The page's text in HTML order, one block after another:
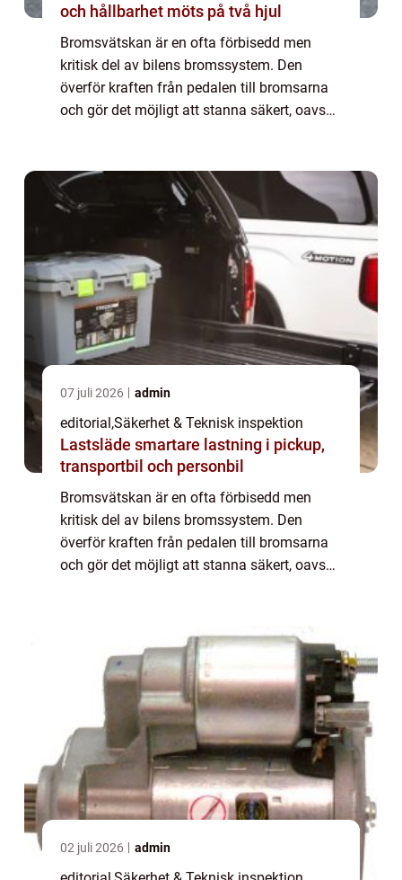
och hållbarhet möts på två hjul
Bromsvätskan är en ofta förbisedd men
kritisk del av bilens bromssystem. Den
överför kraften från pedalen till bromsarna
och gör det möjligt att stanna säkert, oavsett
07 juli 2026 admin
editorial,Säkerhet & Teknisk inspektion
Lastsläde smartare lastning i pickup,
transportbil och personbil
Bromsvätskan är en ofta förbisedd men
kritisk del av bilens bromssystem. Den
överför kraften från pedalen till bromsarna
och gör det möjligt att stanna säkert, oavsett
02 juli 2026 admin